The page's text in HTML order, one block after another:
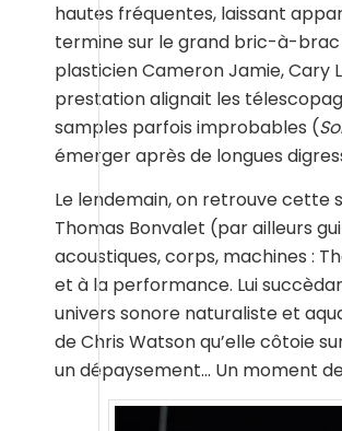
hautes fréquentes, laissant
termine sur le grand bric-à-brac
plasticien Cameron Jamie, Cary
prestation alignait les
samples parfois improbables (
émerger après de longues
Le lendemain, on retrouve cette
Thomas Bonvalet (par ailleurs
acoustiques, corps, machines :
et à la performance. Lui
univers sonore naturaliste et
de Chris Watson qu’elle côtoie
un dépaysement… Un moment